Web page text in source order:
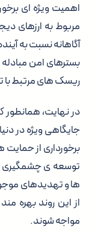
اهمیت ویژه ای
مربوط به ارزهای
آگاهانه نسبت به
بسترهای امن
ریسک های مرتبط با
در نهایت، همانطور
جایگاهی ویژه در
برخورداری از حمایت
توسعه ی چشمگیری
ها و تهدیدهای
از این روند بهره
مواجه شوند.